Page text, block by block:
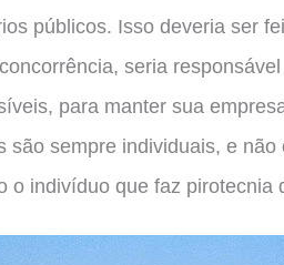
públicos. Isso deveria ser
seria
para manter sua
são sempre individuais, e
o indivíduo que faz pirotecnia